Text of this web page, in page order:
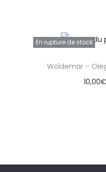
En rupture de stock
Woldemar –
10,00€